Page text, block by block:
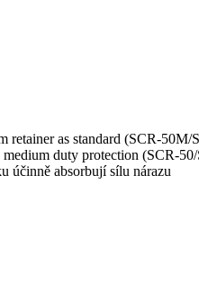
retainer as standard (SCR-
duty protection (SCR-
účinně absorbují sílu nárazu